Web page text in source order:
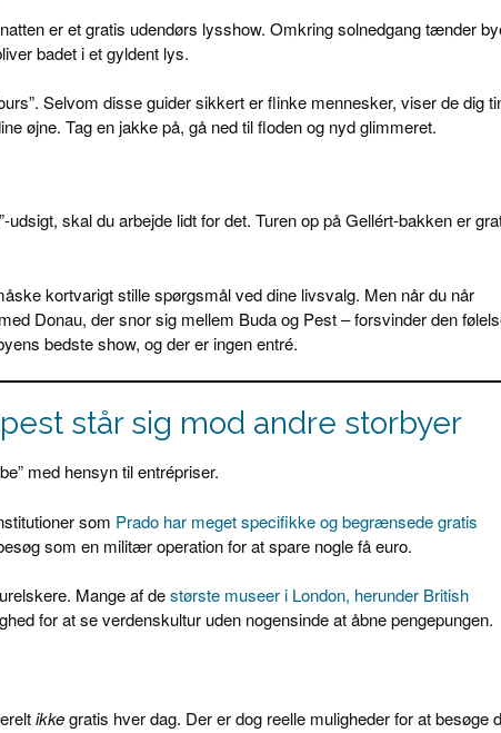
er et gratis udendørs lysshow. Omkring solnedgang tænder
badet i et gyldent lys.
Selvom disse guider sikkert er flinke mennesker, viser de dig
øjne. Tag en jakke på, gå ned til floden og nyd glimmeret.
udsigt, skal du arbejde lidt for det. Turen op på Gellért-bakken er
kortvarigt stille spørgsmål ved dine livsvalg. Men når du når
Donau, der snor sig mellem Buda og Pest – forsvinder den
bedste show, og der er ingen entré.
står sig mod andre storbyer
med hensyn til entrépriser.
som Prado har meget specifikke og begrænsede gratis
som en militær operation for at spare nogle få euro.
Mange af destørste museer i London, herunder British
for at se verdenskultur uden nogensinde at åbne pengepungen.
ikkegratis hver dag. Der er dog reelle muligheder for at besøge